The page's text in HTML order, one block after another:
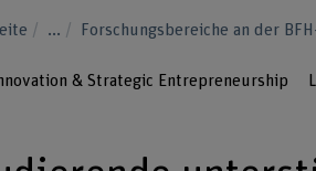
... Forschungsbereiche an der
& Strategic Entrepreneurship